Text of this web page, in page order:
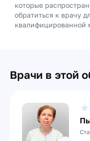
которые
обратиться к врачу
квалифицированной
Врачи в этой